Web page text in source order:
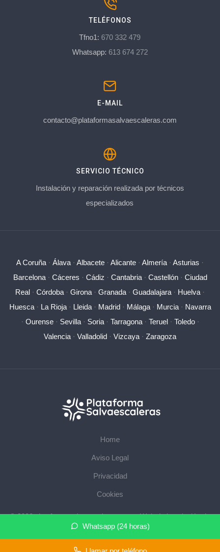
Whatsapp (24 horas)
TELÉFONOS
Tfno1: 670 332 479
Whatsapp: 613 674 272
E-MAIL
contacto@plataformasalvaescaleras.com
SERVICIO TÉCNICO
Instalación y reparación realizada por técnicos
especializados
A Coruña · Álava · Albacete · Alicante · Almería · Asturias ·
Barcelona· Cáceres · Cádiz · Cantabria· Castellón· Ciudad
Real · Córdoba · Girona · Granada · Guadalajara · Huelva ·
Huesca· La Rioja· Lleida· Madrid· Málaga· Murcia· Navarra
· Ourense· Sevilla· Soria· Tarragona· Teruel· Toledo·
Valencia · Valladolid · Vizcaya · Zaragoza
Home
Aviso Legal
Privacidad
Cookies
© 2026 plataformasalvaescaleras.com · Web de instalación de
salvaescaleras en su provincia ·Mapa del sitio